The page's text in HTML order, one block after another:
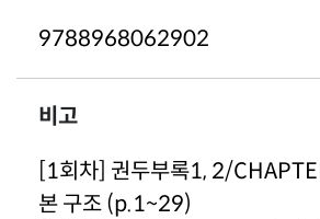
9788968062902
비고
[1회차] 권두부록1, 2/
본 구조 (p.1~29)